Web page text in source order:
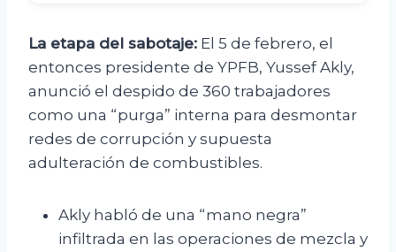
La etapa del sabotaje: El 5 de febrero, el
entonces presidente de YPFB, Yussef Akly,
anunció el despido de 360 trabajadores
como una “purga” interna para desmontar
redes de corrupción y supuesta
adulteración de combustibles.
Akly habló de una “mano negra”
infiltrada en las operaciones de mezcla y